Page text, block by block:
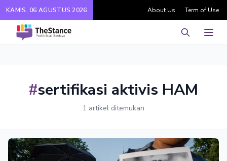
KAMIS, 06 AGUSTUS 2026 About Us Term of Use
Pencarian
#sertifikasi aktivis HAM
1 artikel ditemukan